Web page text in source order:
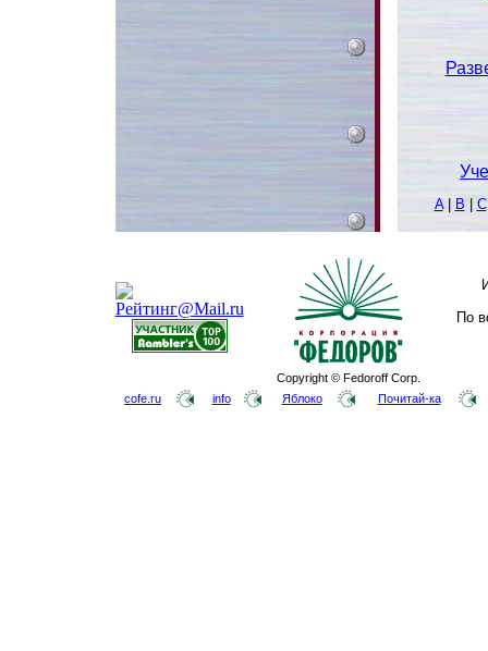
A|B C
Copyright © Fedoroff Corp.
По
cofe.ru info Яблоко Почитай-ка